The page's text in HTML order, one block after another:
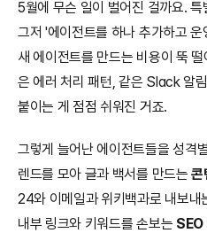
5월에 무슨 일이 벌어진 걸까요.
그저 '에이전트를 하나 추가하고
새 에이전트를 만드는 비용이 뚝
은 에러 처리 패턴, 같은 Slack 알
붙이는 게 점점 쉬워진 거죠.
그렇게 늘어난 에이전트들을 성격
렌드를 모아 글과 백서를 만드는 콘
24와 이메일과 위키백과로 내보내
내부 링크와 키워드를 손보는 SEO